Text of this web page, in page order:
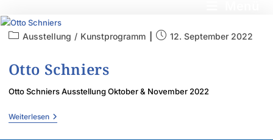
Ausstellung / Kunstprogramm 12. September 2022
Otto Schniers
Otto Schniers Ausstellung Oktober & November 2022
Weiterlesen